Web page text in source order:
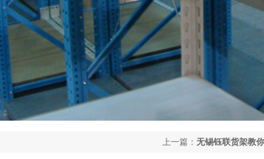
上一篇： 无锡钰联货架教